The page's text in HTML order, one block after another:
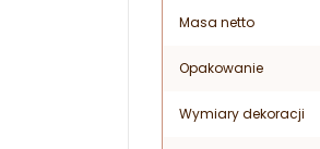
Masa netto
Opakowanie
Wymiary dekoracji